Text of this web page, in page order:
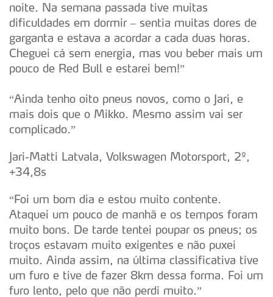
noite. Na semana passada tive muitas
dificuldades em dormir – sentia muitas dores de
garganta e estava a acordar a cada duas horas.
Cheguei cá sem energia, mas vou beber mais um
pouco de Red Bull e estarei bem!”
“Ainda tenho oito pneus novos, como o Jari, e
mais dois que o Mikko. Mesmo assim vai ser
complicado.”
Jari-Matti Latvala, Volkswagen Motorsport, 2º,
+34,8s
“Foi um bom dia e estou muito contente.
Ataquei um pouco de manhã e os tempos foram
muito bons. De tarde tentei poupar os pneus; os
troços estavam muito exigentes e não puxei
muito. Ainda assim, na última classificativa tive
um furo e tive de fazer 8km dessa forma. Foi um
furo lento, pelo que não perdi muito.”